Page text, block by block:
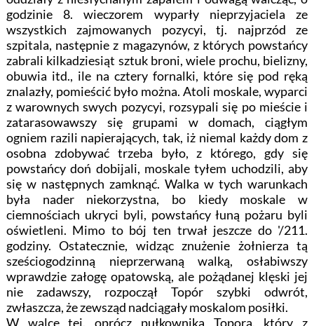
godzinie 8. wieczorem wyparły nieprzyjaciela ze
wszystkich zajmowanych pozycyi, tj. najprzód ze
szpitala, następnie z magazynów, z których powstańcy
zabrali kilkadziesiąt sztuk broni, wiele prochu, bielizny,
obuwia itd., ile na cztery fornalki, które się pod ręką
znalazły, pomieścić było można. Atoli moskale, wyparci
z warownych swych pozycyi, rozsypali się po mieście i
zatarasowawszy się grupami w domach, ciągłym
ogniem razili napierających, tak, iż niemal każdy dom z
osobna zdobywać trzeba było, z którego, gdy się
powstańcy doń dobijali, moskale tyłem uchodzili, aby
się w następnych zamknąć. Walka w tych warunkach
była nader niekorzystna, bo kiedy moskale w
ciemnościach ukryci byli, powstańcy łuną pożaru byli
oświetleni. Mimo to bój ten trwał jeszcze do '/211.
godziny. Ostatecznie, widząc znużenie żołnierza tą
sześciogodzinną nieprzerwaną walką, osłabiwszy
wprawdzie załogę opatowską, ale pożądanej klęski jej
nie zadawszy, rozpoczął Topór szybki odwrót,
zwłaszcza, że zewsząd nadciągały moskalom posiłki.
W walce tej, oprócz pułkownika Topora, który z